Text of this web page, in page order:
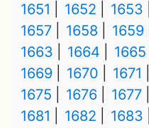
1651
1652 1653
1657
1658 1659
1663
1664 1665
1669
1670 1671
1675
1676 1677
1681
1682 1683